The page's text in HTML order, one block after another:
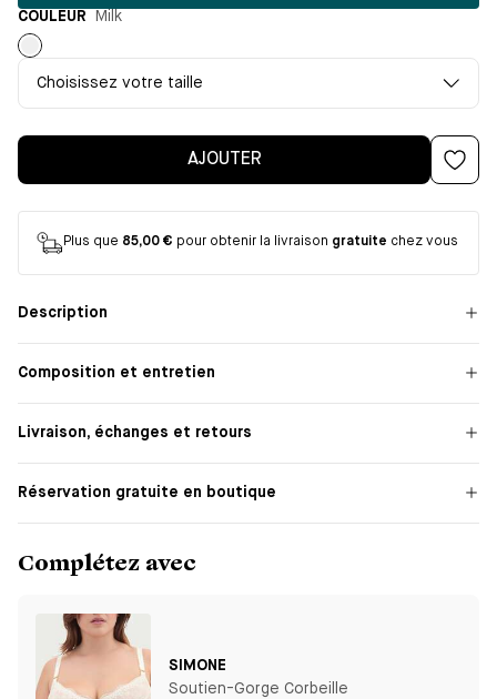
COULEUR
Milk
Milk
Choisissez votre taille
AJOUTER
Plus que 85,00 € pour obtenir la livraison gratuite chez vous
Description
Composition et entretien
Livraison, échanges et retours
Réservation gratuite en boutique
Complétez avec
SIMONE
Soutien-Gorge Corbeille